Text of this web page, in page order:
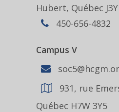
Hubert, Québec J3Y
450-656-4832
Campus V
931, rue
Québec H7W 3Y5